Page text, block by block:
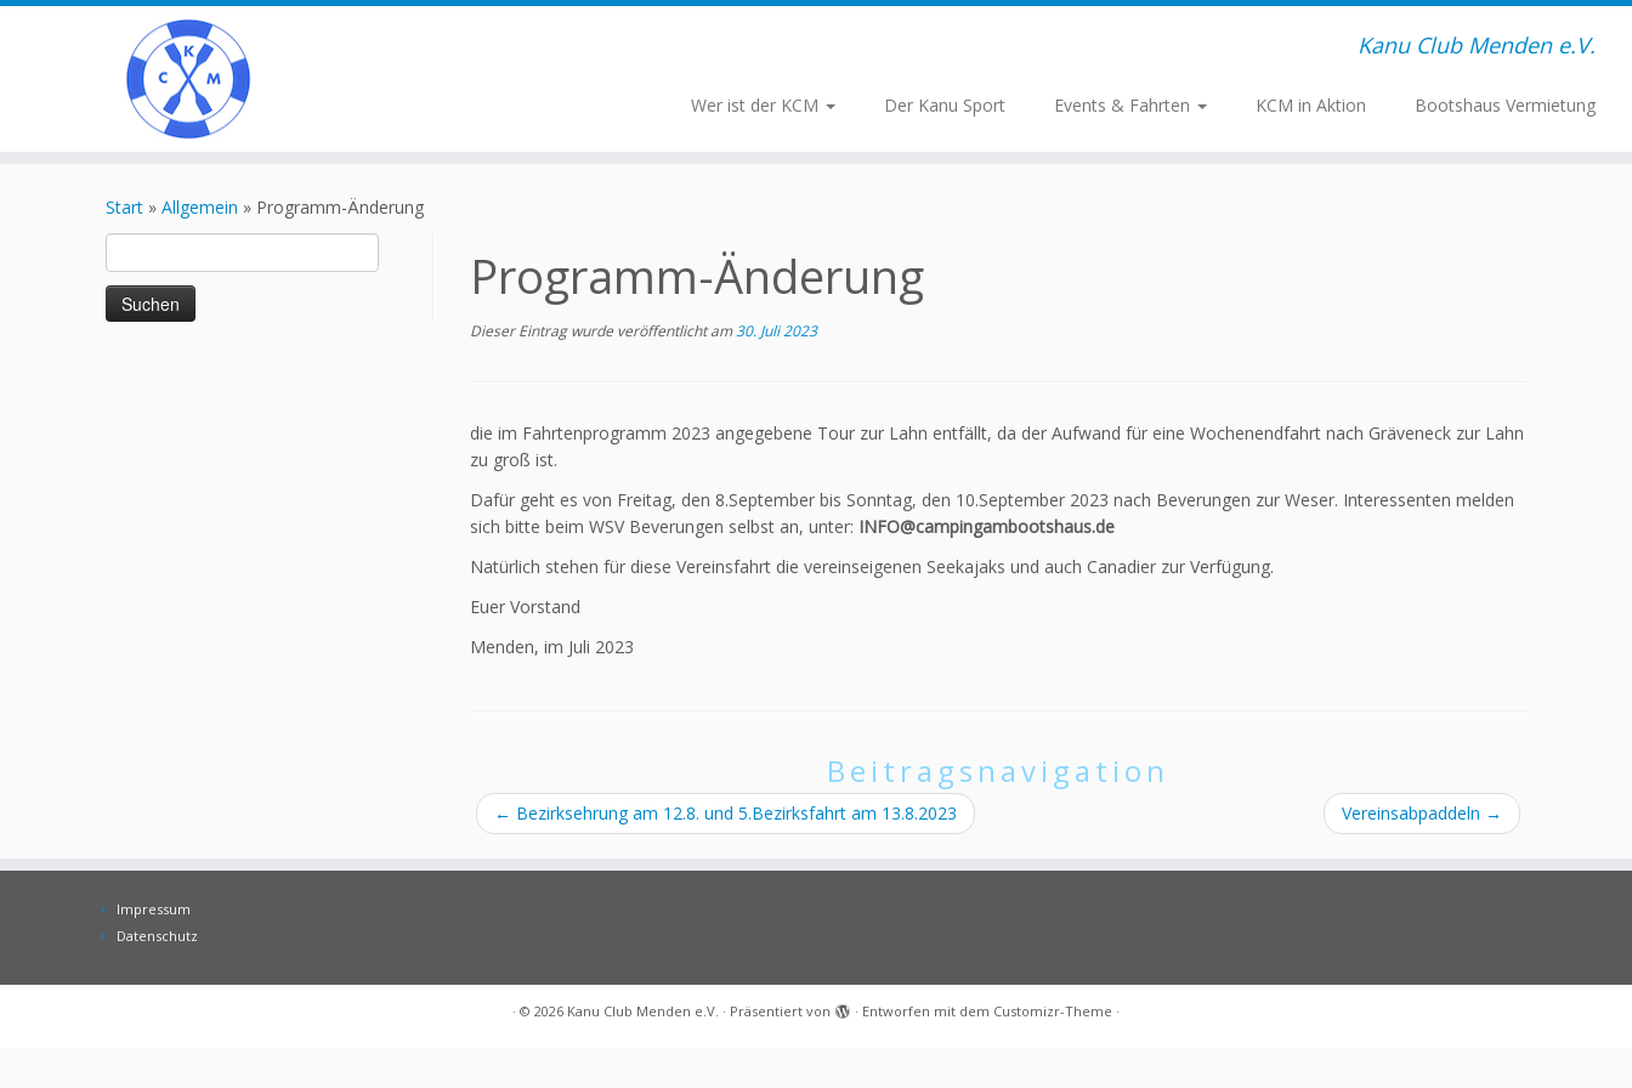
Kanu Club Menden e.V.
Wer ist der KCM Der Kanu Sport Events & Fahrten KCM in Aktion Bootshaus Vermietung
Start » Allgemein » Programm-Änderung
Suchen
nach:
Programm-Änderung
Dieser Eintrag wurde veröffentlicht am30. Juli 2023
die im Fahrtenprogramm 2023 angegebene Tour zur Lahn entfällt, da der Aufwand für eine Wochenendfahrt nach Gräveneck zur Lahn
zu groß ist.
Dafür geht es von Freitag, den 8.September bis Sonntag, den 10.September 2023 nach Beverungen zur Weser. Interessenten melden
sich bitte beim WSV Beverungen selbst an, unter: INFO@campingambootshaus.de
Natürlich stehen für diese Vereinsfahrt die vereinseigenen Seekajaks und auch Canadier zur Verfügung.
Euer Vorstand
Menden, im Juli 2023
Beitragsnavigation
← Bezirksehrung am 12.8. und 5.Bezirksfahrt am 13.8.2023 Vereinsabpaddeln →
Impressum
Datenschutz
· © 2026 Kanu Club Menden e.V. · Präsentiert von · Entworfen mit dem Customizr-Theme ·